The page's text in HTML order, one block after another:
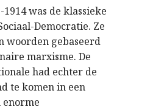
was de klassieke
Democratie. Ze
woorden gebaseerd
marxisme. De
had echter de
te komen in een
enorme